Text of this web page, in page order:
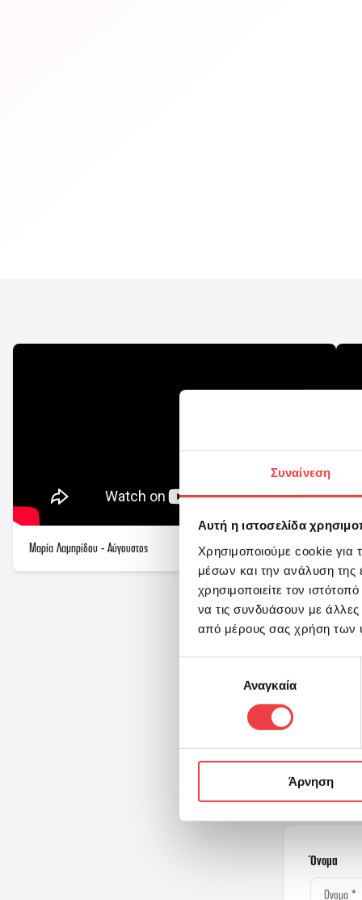
Συναίνεση
Αυτή η ιστοσελίδα
Χρησιμοποιούμε cookie για
μέσων και την ανάλυση της
χρησιμοποιείτε τον
να τις συνδυάσουν με
από μέρους σας χρήση των
συγκατάθεσηςΑναγκαία
Άρνηση
Μαρία Λαμπρίδου - Αύγουστος
Όνομα